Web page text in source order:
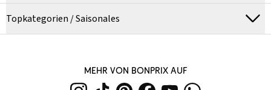
Topkategorien / Saisonales
MEHR VON BONPRIX AUF